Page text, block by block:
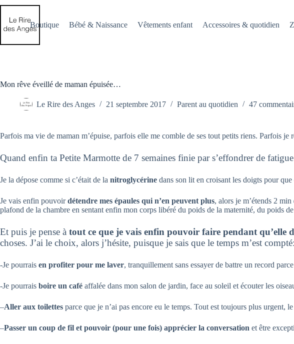
Passer
contenu
Boutique Bébé & Naissance Vêtements enfant Accessoires & quotidien
Mon rêve éveillé de maman épuisée…
Le Rire des Anges 21 septembre 2017 Parent au quotidien 47
Parfois ma vie de maman m’épuise, parfois elle me comble de ses tout petits riens. Parfois
Quand enfin ta Petite Marmotte de 7 semaines finie par s’effondrer de
Je la dépose comme si c’était de la nitroglycérine dans son lit en croisant les doigts pour
Je vais enfin pouvoirdétendre mes épaules qui n’en peuvent plus, alors je m’étends 2
plafond de la chambre en sentant enfin mon corps libéré du poids de la maternité, du poids
Et puis je pense à tout ce que je vais enfin pouvoir faire pendant qu’elle
choses. J’ai le choix, alors j’hésite, puisque je sais que le temps m’est compté:
-Je pourrais en profiter pour me laver, tranquillement sans essayer de battre un record
-Je pourrais boire un café affalée dans mon salon de jardin, face au soleil et écouter les
–Aller aux toilettes parce que je n’ai pas encore eu le temps. Tout est toujours plus urgent,
–Passer un coup de fil et pouvoir (pour une fois) apprécier la conversation et être